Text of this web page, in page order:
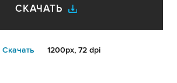
СКАЧАТЬ
Cкачать 1200px, 72 dpi